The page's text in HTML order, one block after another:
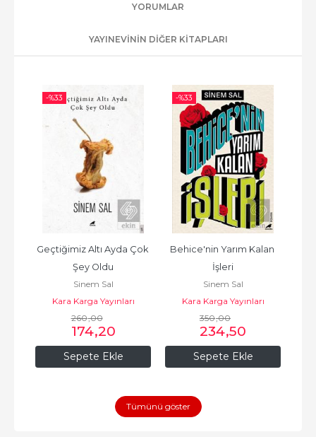
YORUMLAR
YAYINEVININ DIĞER KITAPLARI
-%33
Sepete Ekle
Geçtiğimiz Altı Ayda Çok
Şey Oldu
Sinem Sal
Kara Karga Yayınları
260,00
174,20
-%33
Sepete Ekle
Behice'nin Yarım Kalan
İşleri
Sinem Sal
Kara Karga Yayınları
350,00
234,50
Tümünü göster